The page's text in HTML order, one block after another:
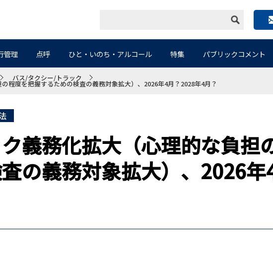
管理 点呼 ひと・いのち・アルコール 特集 パブリックコメント
バス/タクシー/トラック
程度を把握するための検査の義務対象拡大）、2026年4月？2028年4月？
義務化拡大（心理的な負担
の義務対象拡大）、2026年